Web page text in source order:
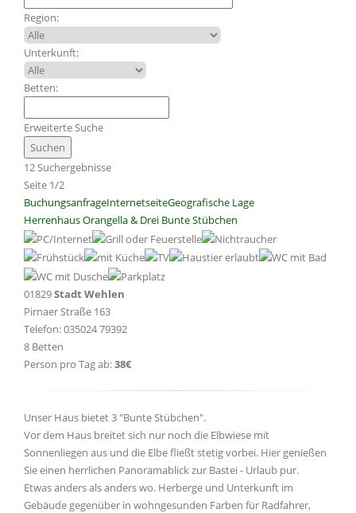
Region:
Unterkunft:
Betten:
Erweiterte Suche
12 Suchergebnisse
Seite 1/2
BuchungsanfrageInternetseiteGeografische Lage
Herrenhaus Orangella & Drei Bunte Stübchen
01829Stadt Wehlen
Pirnaer Straße 163
Telefon: 035024 79392
8 Betten
Person pro Tag ab:38€
Unser Haus bietet 3 "Bunte Stübchen".
Vor dem Haus breitet sich nur noch die Elbwiese mit
Sonnenliegen aus und die Elbe fließt stetig vorbei. Hier genießen
Sie einen herrlichen Panoramablick zur Bastei - Urlaub pur.
Etwas anders als anders wo. Herberge und Unterkunft im
Gebäude gegenüber in wohngesunden Farben für Radfahrer,